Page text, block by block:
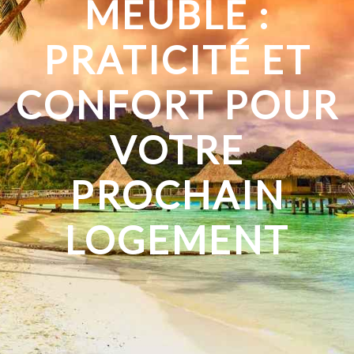
MEUBLÉ :
PRATICITÉ ET
CONFORT POUR
VOTRE
PROCHAIN
LOGEMENT